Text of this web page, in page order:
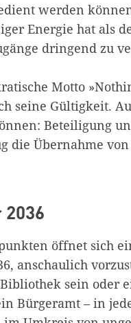
werden
Energie hat als
dringend zu
Motto
seine Gültigkeit.
Beteiligung
die Übernahme
öffnet sich
anschaulich
sein oder
Bürgeramt – in